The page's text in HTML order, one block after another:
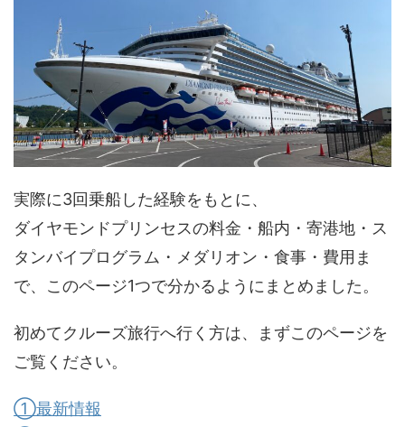
実際に3回乗船した経験をもとに、
ダイヤモンドプリンセスの料金・船内・寄港地・ス
タンバイプログラム・メダリオン・食事・費用ま
で、このページ1つで分かるようにまとめました。
初めてクルーズ旅行へ行く方は、まずこのページを
ご覧ください。
①最新情報